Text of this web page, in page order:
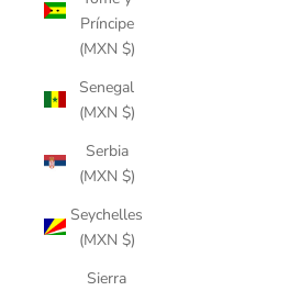
Príncipe
(MXN $)
Senegal
(MXN $)
Serbia
(MXN $)
Seychelles
(MXN $)
Sierra